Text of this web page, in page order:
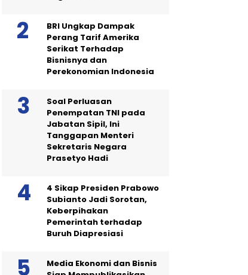
BRI Ungkap Dampak
Perang Tarif Amerika
Serikat Terhadap
Bisnisnya dan
Perekonomian Indonesia
Soal Perluasan
Penempatan TNI pada
Jabatan Sipil, Ini
Tanggapan Menteri
Sekretaris Negara
Prasetyo Hadi
4 Sikap Presiden Prabowo
Subianto Jadi Sorotan,
Keberpihakan
Pemerintah terhadap
Buruh Diapresiasi
Media Ekonomi dan Bisnis